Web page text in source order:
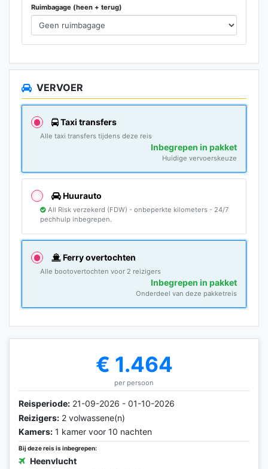
Ruimbagage (heen + terug)
VERVOER
Taxi transfers
Alle taxi transfers tijdens deze reis
Inbegrepen in pakket
Huidige vervoerskeuze
Huurauto
All Risk verzekerd (FDW) - onbeperkte kilometers - 24/7
pechhulp inbegrepen.
Ferry overtochten
Alle bootovertochten voor 2 reizigers
Inbegrepen in pakket
Onderdeel van deze pakketreis
€ 1.464
per persoon
Reisperiode: 21-09-2026 - 01-10-2026
Reizigers: 2 volwassene(n)
Kamers: 1 kamer voor 10 nachten
Bij deze reis is inbegrepen:
Heenvlucht